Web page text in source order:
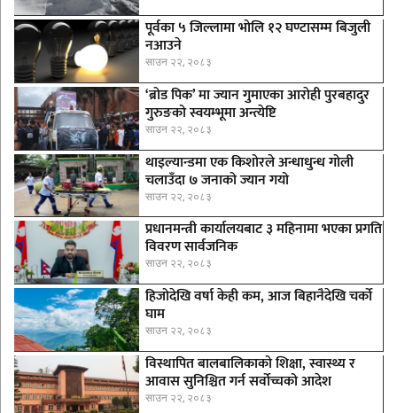
पूर्वका ५ जिल्लामा भाेलि १२ घण्टासम्म बिजुली
नआउने
साउन २२, २०८३
‘ब्रोड पिक’ मा ज्यान गुमाएका आराेही पुरबहादुर
गुरुङको स्वयम्भूमा अन्त्येष्टि
साउन २२, २०८३
थाइल्यान्डमा एक किशोरले अन्धाधुन्ध गोली
चलाउँदा ७ जनाको ज्यान गयो
साउन २२, २०८३
प्रधानमन्त्री कार्यालयबाट ३ महिनामा भएका प्रगति
विवरण सार्वजनिक
साउन २२, २०८३
हिजोदेखि वर्षा केही कम, आज बिहानैदेखि चर्को
घाम
साउन २२, २०८३
विस्थापित बालबालिकाको शिक्षा, स्वास्थ्य र
आवास सुनिश्चित गर्न सर्वोच्चको आदेश
साउन २२, २०८३